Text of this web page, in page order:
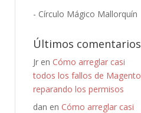
- Círculo Mágico Mallorquín
Últimos comentarios
Jr en Cómo arreglar casi
todos los fallos de Magento
reparando los permisos
dan en Cómo arreglar casi